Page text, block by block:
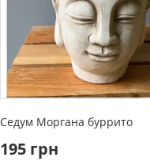
Седум Моргана буррито
195 грн